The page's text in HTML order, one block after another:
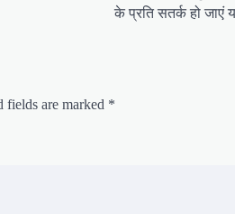
के प्रति सतर्क हो जाएं
fields are marked *